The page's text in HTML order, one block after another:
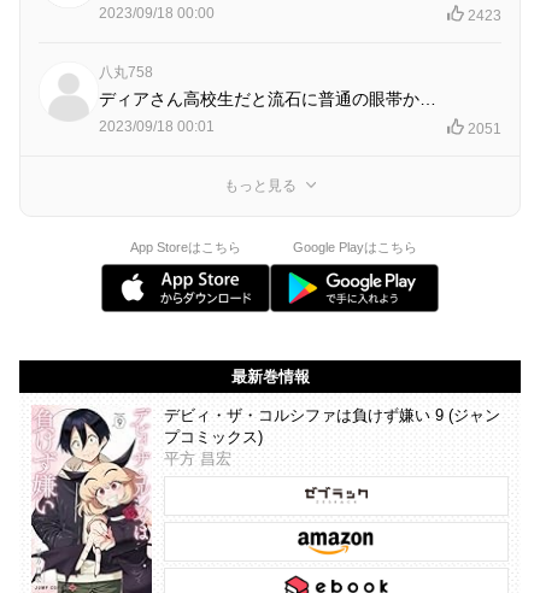
2023/09/18 00:00 2423
八丸758
ディアさん高校生だと流石に普通の眼帯か…
2023/09/18 00:01 2051
もっと見る
App Storeはこちら Google Playはこちら
最新巻情報
デビィ・ザ・コルシファは負けず嫌い 9 (ジャン
プコミックス)
平方 昌宏